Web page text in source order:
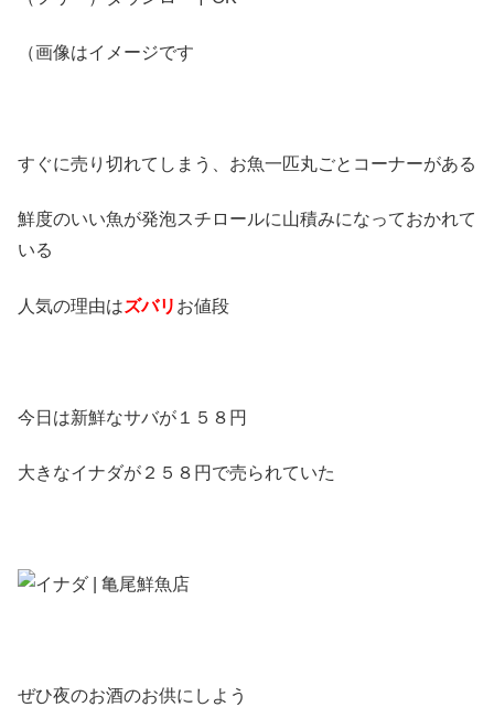
（画像はイメージです
すぐに売り切れてしまう、お魚一匹丸ごとコーナーがある
鮮度のいい魚が発泡スチロールに山積みになっておかれて
いる
人気の理由はズバリ お値段
今日は新鮮なサバが１５８円
大きなイナダが２５８円で売られていた
ぜひ夜のお酒のお供にしよう